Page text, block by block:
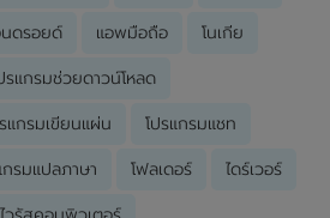
นดรอยด์ แอพมือถือ โนเกีย
รแกรมช่วยดาวน์โหลด
แกรมเขียนแผ่น โปรแกรมแชท
กรมแปลภาษา โฟลเดอร์ ไดร์เวอร์